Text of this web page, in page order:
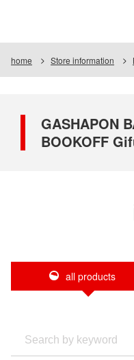
home Store information
GASHAPON
BOOKOFF
all products